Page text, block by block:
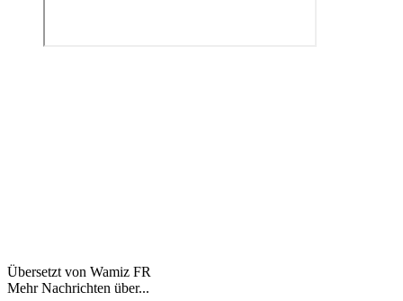
Übersetzt von Wamiz FR
Mehr Nachrichten über...